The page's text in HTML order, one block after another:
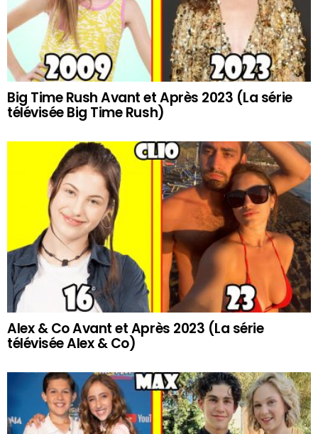
Big Time Rush Avant et Après 2023 (La série
télévisée Big Time Rush)
Alex & Co Avant et Après 2023 (La série
télévisée Alex & Co)